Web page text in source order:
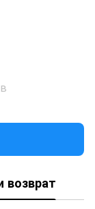
возврат